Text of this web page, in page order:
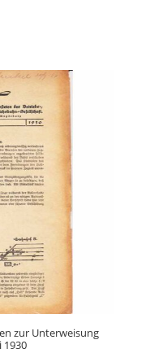
zur Unterweisung
1930